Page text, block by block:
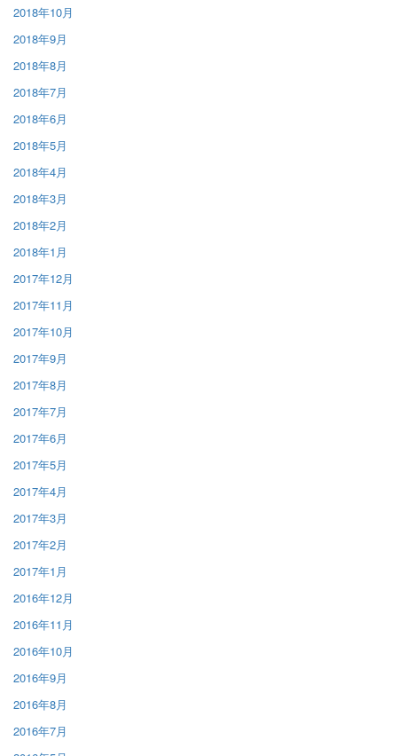
2018年10月
2018年9月
2018年8月
2018年7月
2018年6月
2018年5月
2018年4月
2018年3月
2018年2月
2018年1月
2017年12月
2017年11月
2017年10月
2017年9月
2017年8月
2017年7月
2017年6月
2017年5月
2017年4月
2017年3月
2017年2月
2017年1月
2016年12月
2016年11月
2016年10月
2016年9月
2016年8月
2016年7月